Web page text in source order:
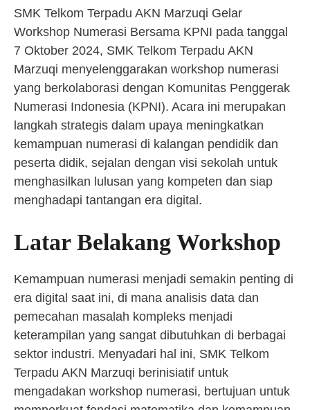
SMK Telkom Terpadu AKN Marzuqi Gelar
Workshop Numerasi Bersama KPNI pada tanggal
7 Oktober 2024, SMK Telkom Terpadu AKN
Marzuqi menyelenggarakan workshop numerasi
yang berkolaborasi dengan Komunitas Penggerak
Numerasi Indonesia (KPNI). Acara ini merupakan
langkah strategis dalam upaya meningkatkan
kemampuan numerasi di kalangan pendidik dan
peserta didik, sejalan dengan visi sekolah untuk
menghasilkan lulusan yang kompeten dan siap
menghadapi tantangan era digital.
Latar Belakang Workshop
Kemampuan numerasi menjadi semakin penting di
era digital saat ini, di mana analisis data dan
pemecahan masalah kompleks menjadi
keterampilan yang sangat dibutuhkan di berbagai
sektor industri. Menyadari hal ini, SMK Telkom
Terpadu AKN Marzuqi berinisiatif untuk
mengadakan workshop numerasi, bertujuan untuk